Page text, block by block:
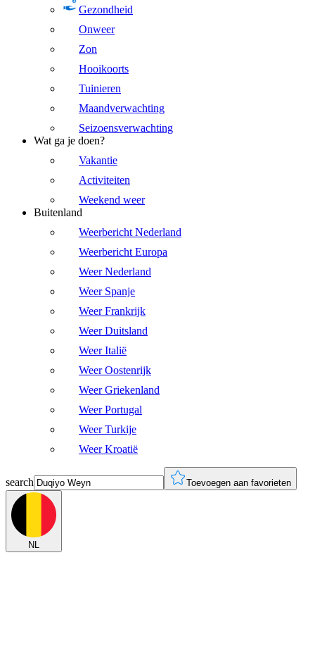
Gezondheid
Onweer
Zon
Hooikoorts
Tuinieren
Maandverwachting
Seizoensverwachting
Wat ga je doen?
Vakantie
Activiteiten
Weekend weer
Buitenland
Weerbericht Nederland
Weerbericht Europa
Weer Nederland
Weer Spanje
Weer Frankrijk
Weer Duitsland
Weer Italië
Weer Oostenrijk
Weer Griekenland
Weer Portugal
Weer Turkije
Weer Kroatië
search Toevoegen aan favorieten
NL